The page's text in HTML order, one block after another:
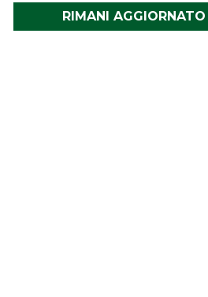
RIMANI AGGIORNATO